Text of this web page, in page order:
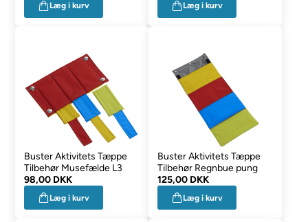
Læg i kurv Læg i kurv
Buster Aktivitets Tæppe
Tilbehør Musefælde L3
98,00 DKK
Læg i kurv
Buster Aktivitets Tæppe
Tilbehør Regnbue pung
125,00 DKK
Læg i kurv